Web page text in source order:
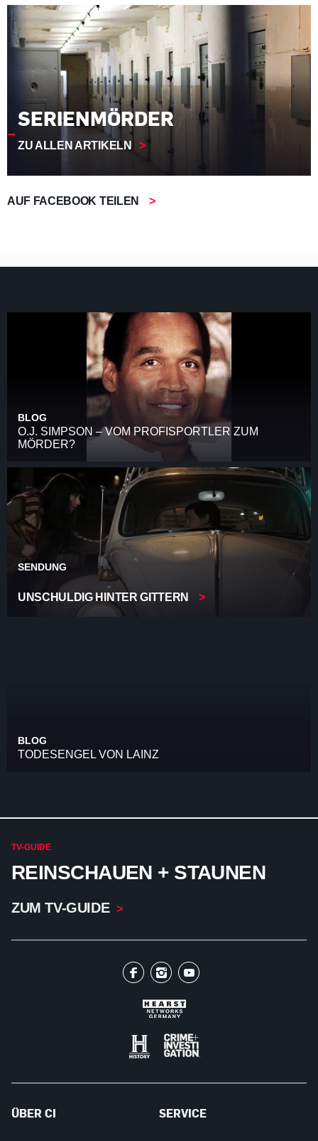
SERIENMÖRDER
ZU ALLEN ARTIKELN
AUF FACEBOOK TEILEN
BLOG
O.J. SIMPSON – VOM PROFISPORTLER ZUM
MÖRDER?
SENDUNG
UNSCHULDIG HINTER GITTERN
BLOG
TODESENGEL VON LAINZ
TV-GUIDE
REINSCHAUEN + STAUNEN
ZUM TV-GUIDE
ÜBER CI SERVICE